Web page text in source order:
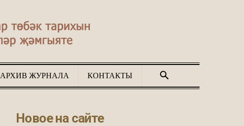
АРХИВ ЖУРНАЛА КОНТАКТЫ
Новое на сайте